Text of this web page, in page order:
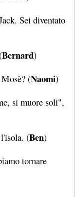
Sei diventato
Bernard)
(Naomi)
si muore soli",
(Ben)
tornare